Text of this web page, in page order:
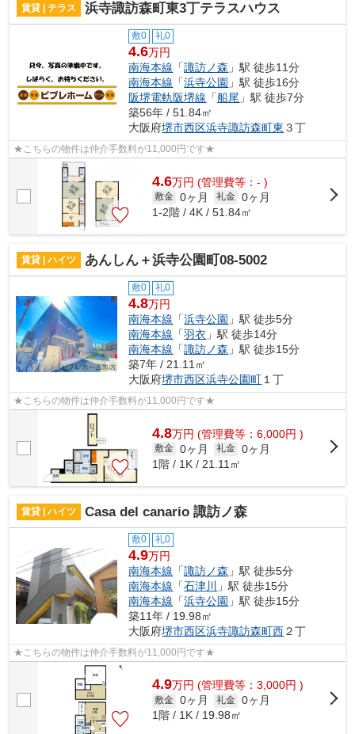
賃貸 | テラス 浜寺諏訪森町東3丁テラスハウス
敷0 礼0
4.6万円
南海本線 「諏訪ノ森 」駅 徒歩11分
南海本線 「浜寺公園 」駅 徒歩16分
阪堺電軌阪堺線 「船尾 」駅 徒歩7分
築56年 / 51.84㎡
大阪府堺市西区浜寺諏訪森町東 ３丁
★こちらの物件は仲介手数料が11,000円です★
4.6万円 (管理費等：- )
敷金 0ヶ月 礼金 0ヶ月
1-2階 / 4K / 51.84㎡
賃貸 | ハイツ あんしん＋浜寺公園町08-5002
敷0 礼0
4.8万円
南海本線 「浜寺公園 」駅 徒歩5分
南海本線 「羽衣 」駅 徒歩14分
南海本線 「諏訪ノ森 」駅 徒歩15分
築7年 / 21.11㎡
大阪府堺市西区浜寺公園町 １丁
★こちらの物件は仲介手数料が11,000円です★
4.8万円 (管理費等：6,000円 )
敷金 0ヶ月 礼金 0ヶ月
1階 / 1K / 21.11㎡
賃貸 | ハイツ Casa del canario 諏訪ノ森
敷0 礼0
4.9万円
南海本線 「諏訪ノ森 」駅 徒歩5分
南海本線 「石津川
」駅 徒歩15分
南海本線 「浜寺公園 」駅 徒歩15分
築11年 / 19.98㎡
大阪府堺市西区浜寺諏訪森町西２丁
★こちらの物件は仲介手数料が11,000円です★
4.9万円 (管理費等：3,000円 )
敷金 0ヶ月 礼金 0ヶ月
1階 / 1K / 19.98㎡